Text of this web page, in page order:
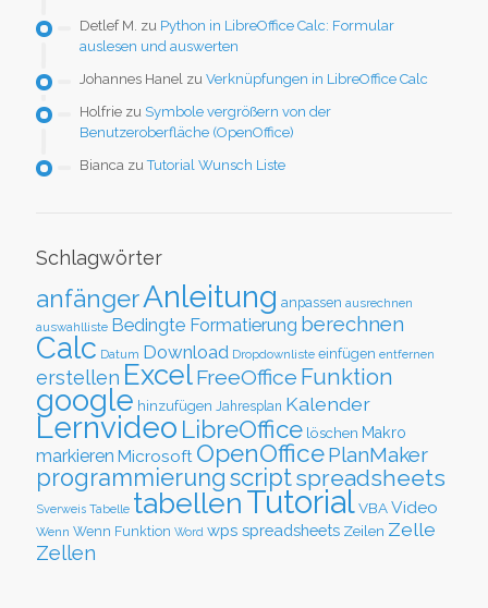
Detlef M. zu Python in LibreOffice Calc: Formular
auslesen und auswerten
Johannes Hanel zu Verknüpfungen in LibreOffice Calc
Holfrie zu Symbole vergrößern von der
Benutzeroberfläche (OpenOffice)
Bianca zuTutorial Wunsch Liste
Schlagwörter
anfängerAnleitung anpassen ausrechnen
auswahlliste Bedingte Formatierung berechnen
Calc Datum Download Dropdownliste einfügen entfernen
erstellen ExcelFreeOffice Funktion
google hinzufügen Jahresplan Kalender
Lernvideo LibreOffice löschen Makro
markieren Microsoft OpenOfficePlanMaker
programmierung scriptspreadsheets
Sverweis Tabelle tabellenTutorialVBAVideo
Wenn Wenn Funktion Word wps spreadsheets Zeilen Zelle
Zellen